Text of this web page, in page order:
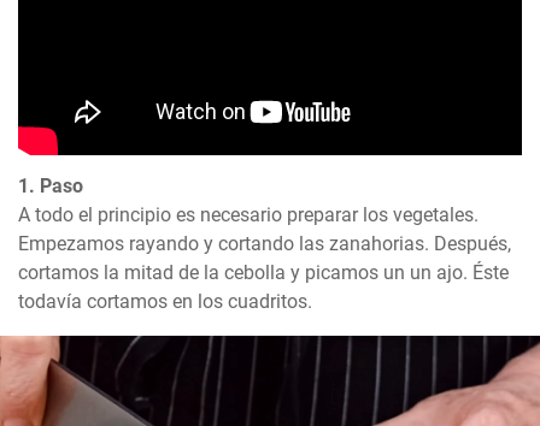
1. Paso
A todo el principio es necesario preparar los vegetales.
Empezamos rayando y cortando las zanahorias. Después,
cortamos la mitad de la cebolla y picamos un un ajo. Éste
todavía cortamos en los cuadritos.